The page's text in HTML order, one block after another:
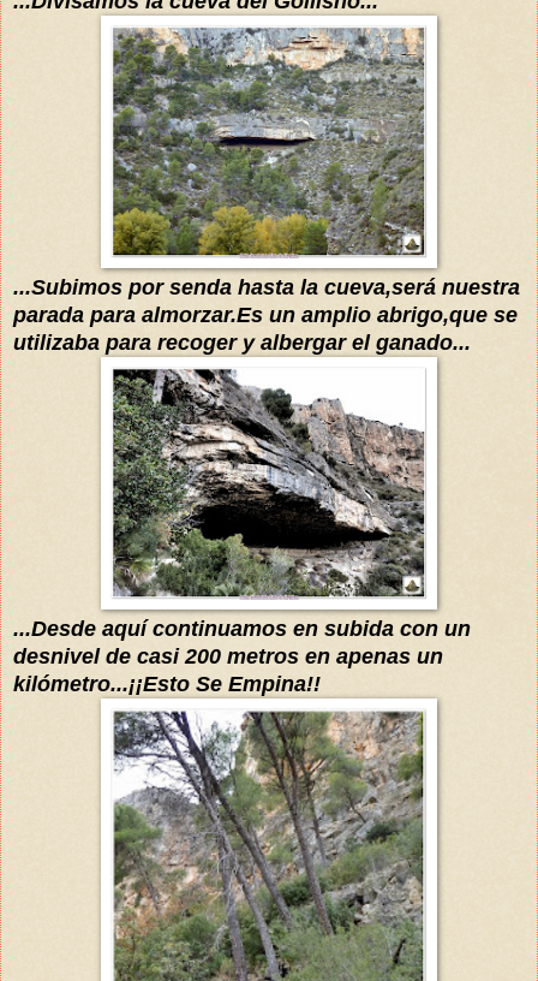
...Subimos por senda hasta la cueva,será nuestra
parada para almorzar.Es un amplio abrigo,que se
utilizaba para recoger y albergar el ganado...
...Desde aquí continuamos en subida con un
desnivel de casi 200 metros en apenas un
kilómetro...¡¡Esto Se Empina!!